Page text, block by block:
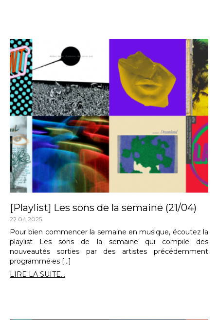
[Playlist] Les sons de la semaine (21/04)
22.04.2025
Pour bien commencer la semaine en musique, écoutez la
playlist Les sons de la semaine qui compile des
nouveautés sorties par des artistes précédemment
programmé·es […]
LIRE LA SUITE...